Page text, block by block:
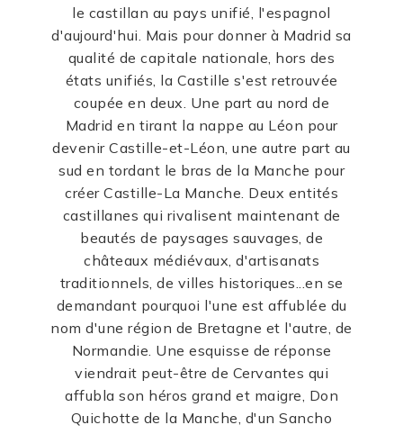
le castillan au pays unifié, l'espagnol
d'aujourd'hui. Mais pour donner à Madrid sa
qualité de capitale nationale, hors des
états unifiés, la Castille s'est retrouvée
coupée en deux. Une part au nord de
Madrid en tirant la nappe au Léon pour
devenir Castille-et-Léon, une autre part au
sud en tordant le bras de la Manche pour
créer Castille-La Manche. Deux entités
castillanes qui rivalisent maintenant de
beautés de paysages sauvages, de
châteaux médiévaux, d'artisanats
traditionnels, de villes historiques...en se
demandant pourquoi l'une est affublée du
nom d'une région de Bretagne et l'autre, de
Normandie. Une esquisse de réponse
viendrait peut-être de Cervantes qui
affubla son héros grand et maigre, Don
Quichotte de la Manche, d'un Sancho